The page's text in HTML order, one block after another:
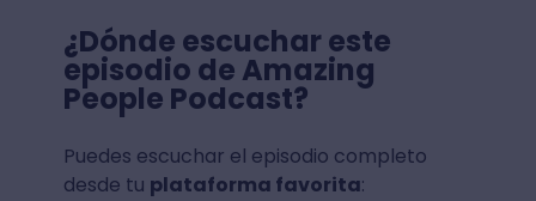
¿Dónde escuchar este
episodio de Amazing
People Podcast?
Puedes escuchar el episodio completo
desde tu plataforma favorita: